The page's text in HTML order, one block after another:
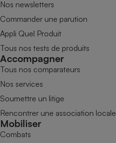
Nos newsletters
Commander une parution
Appli Quel Produit
Tous nos tests de produits
Accompagner
Tous nos comparateurs
Nos services
Soumettre un litige
Rencontrer une association locale
Mobiliser
Combats